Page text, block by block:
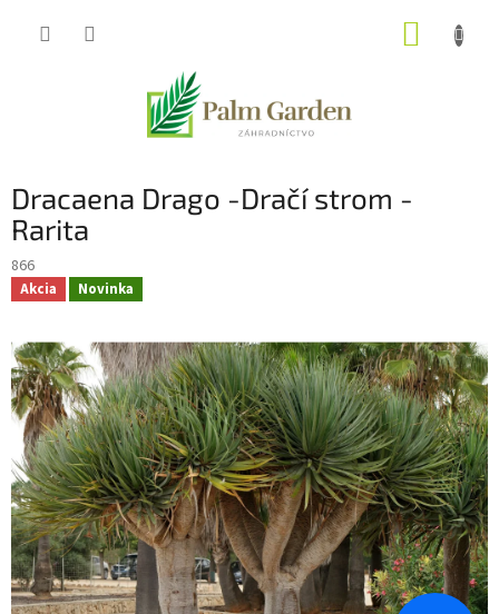
Dracaena Drago -Dračí strom -
Rarita
866
Akcia Novinka